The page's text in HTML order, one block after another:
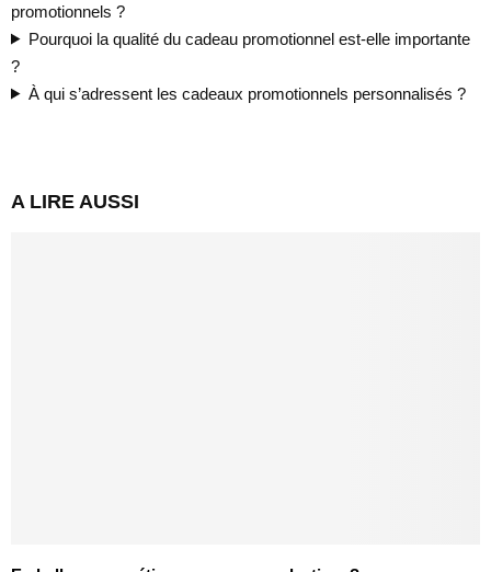
promotionnels ?
Pourquoi la qualité du cadeau promotionnel est-elle importante
?
À qui s’adressent les cadeaux promotionnels personnalisés ?
A LIRE AUSSI